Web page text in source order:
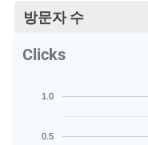
방문자 수
Clicks
0.5
1.0